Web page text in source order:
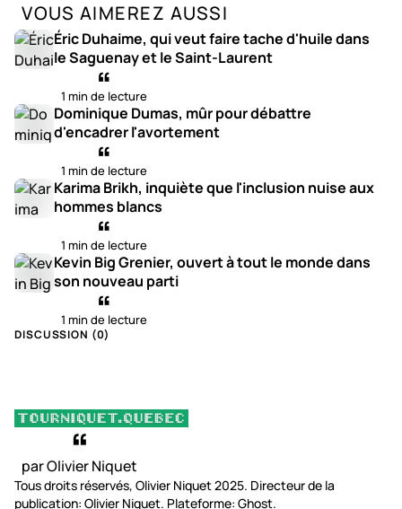
VOUS AIMEREZ AUSSI
Éric Duhaime, qui veut faire tache d'huile dans
le Saguenay et le Saint-Laurent
1 min de lecture
Dominique Dumas, mûr pour débattre
d'encadrer l'avortement
1 min de lecture
Karima Brikh, inquiète que l'inclusion nuise aux
hommes blancs
1 min de lecture
Kevin Big Grenier, ouvert à tout le monde dans
son nouveau parti
1 min de lecture
DISCUSSION (0)
par Olivier Niquet
Tous droits réservés, Olivier Niquet 2025. Directeur de la
publication: Olivier Niquet. Plateforme: Ghost.